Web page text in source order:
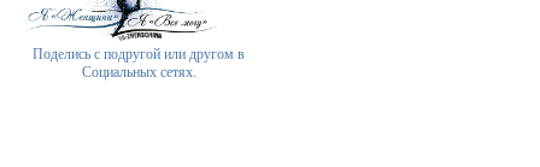
Поделись с подругой или другом в
Социальных сетях.